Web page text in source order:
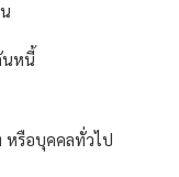
นหนี้
หรือบุคคลทั่วไป